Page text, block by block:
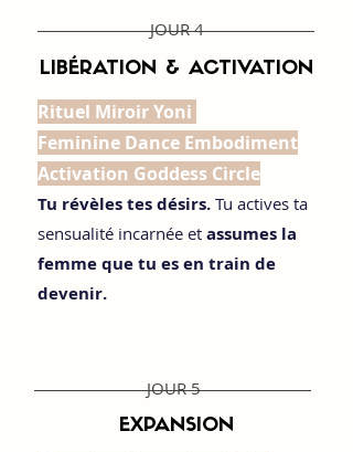
JOUR 4
LIBÉRATION & ACTIVATION
Rituel Miroir Yoni
Feminine Dance Embodiment
Activation Goddess Circle
Tu révèles tes désirs. Tu actives ta
sensualité incarnée et assumes la
femme que tu es en train de
devenir.
JOUR 5
EXPANSION